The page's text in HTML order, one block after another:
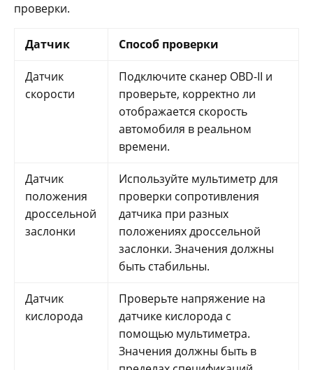
проверки.
Датчик Способ проверки
Датчик
скорости
Подключите сканер OBD-II и
проверьте, корректно ли
отображается скорость
автомобиля в реальном
времени.
Датчик
положения
дроссельной
заслонки
Используйте мультиметр для
проверки сопротивления
датчика при разных
положениях дроссельной
заслонки. Значения должны
быть стабильны.
Датчик
кислорода
Проверьте напряжение на
датчике кислорода с
помощью мультиметра.
Значения должны быть в